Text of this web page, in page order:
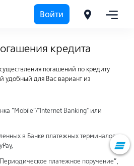
Войти
кредита
погашений по кредиту
удобный для Вас вариант из
“Mobile”/"Internet Banking" или
в Банке платежных терминалов
платежное поручение”,